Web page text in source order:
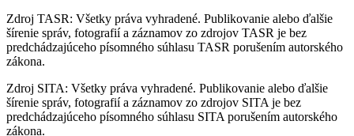
Zdroj TASR: Všetky práva vyhradené. Publikovanie alebo ďalšie
šírenie správ, fotografií a záznamov zo zdrojov TASR je bez
predchádzajúceho písomného súhlasu TASR porušením autorského
zákona.
Zdroj SITA: Všetky práva vyhradené. Publikovanie alebo ďalšie
šírenie správ, fotografií a záznamov zo zdrojov SITA je bez
predchádzajúceho písomného súhlasu SITA porušením autorského
zákona.